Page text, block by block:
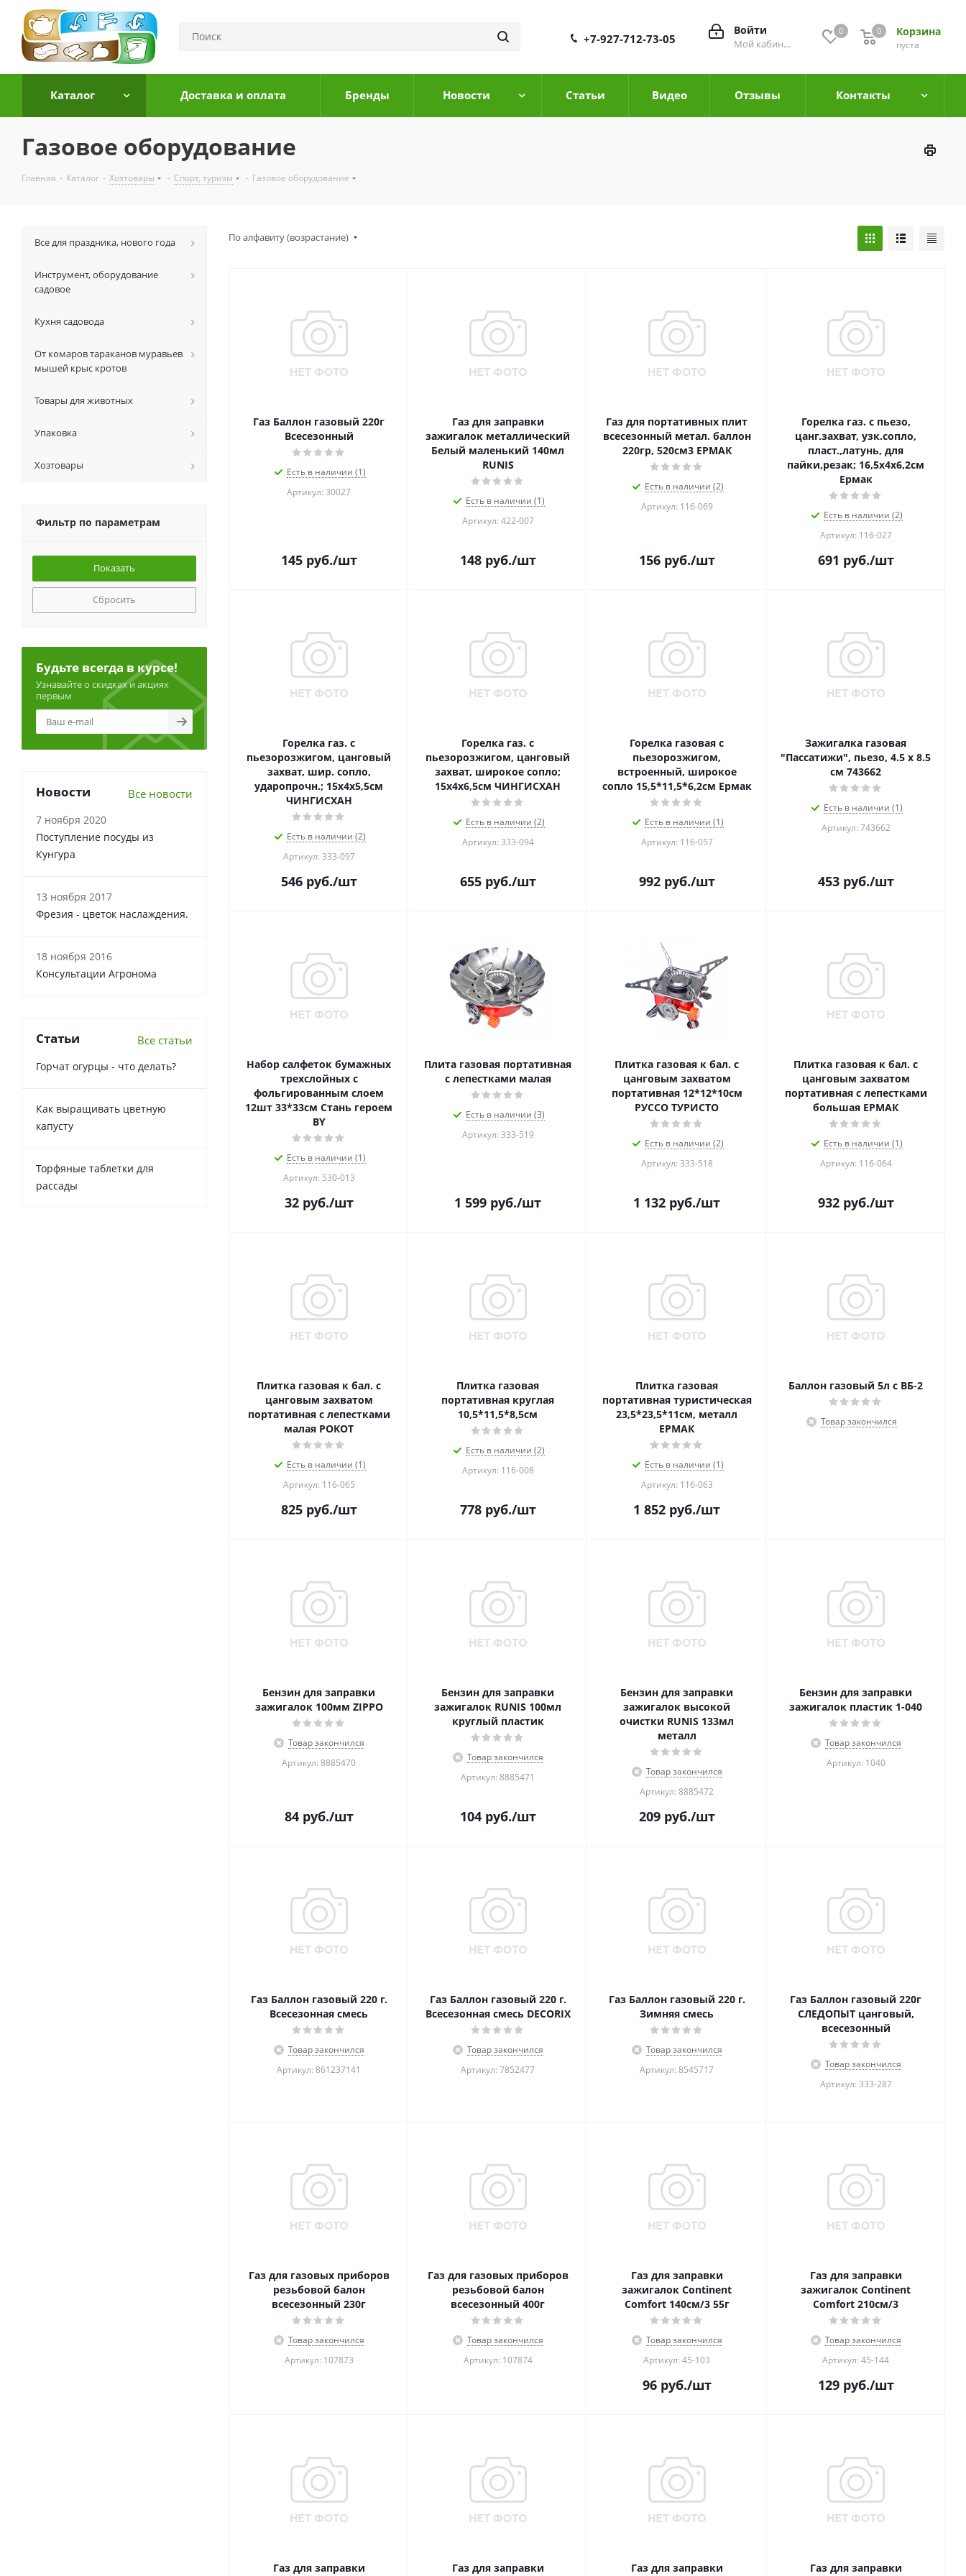
0 Корзина
0
пуста
0
Войти
Мой кабинет
+7-927-712-73-05
Каталог Доставка и оплата Бренды Новости Cтатьи Видео Отзывы Контакты
Газовое оборудование
Главная - Каталог - Хозтовары - Спорт, туризм - Газовое оборудование
По алфавиту (возрастание)
Газ Баллон газовый 220г
Всесезонный
Есть в наличии (1)
Артикул: 30027
145руб./шт
Газ для заправки
зажигалок металлический
Белый маленький 140мл
RUNIS
Есть в наличии (1)
Артикул: 422-007
148руб./шт
Газ для портативных плит
всесезонный метал. баллон
220гр, 520см3 ЕРМАК
Есть в наличии (2)
Артикул: 116-069
156руб./шт
Горелка газ. с пьезо,
цанг.захват, узк.сопло,
пласт.,латунь, для
пайки,резак; 16,5х4х6,2см
Ермак
Есть в наличии (2)
Артикул: 116-027
691 руб./шт
Горелка газ. с
пьезорозжигом, цанговый
захват, шир. сопло,
ударопрочн.; 15х4х5,5см
ЧИНГИСХАН
Есть в наличии (2)
Артикул: 333-097
546руб./шт
Горелка газ. с
пьезорозжигом, цанговый
захват, широкое cопло;
15х4х6,5см ЧИНГИСХАН
Есть в наличии (2)
Артикул: 333-094
655руб./шт
Горелка газовая с
пьезорозжигом,
встроенный, широкое
сопло 15,5*11,5*6,2см Ермак
Есть в наличии (1)
Артикул: 116-057
992руб./шт
Зажигалка газовая
"Пассатижи", пьезо, 4.5 х 8.5
см 743662
Есть в наличии (1)
Артикул: 743662
453руб./шт
Набор салфеток бумажных
трехслойных с
фольгированным слоем
12шт 33*33см Стань героем
BY
Есть в наличии (1)
Артикул: 530-013
32руб./шт
Плита газовая портативная
с лепестками малая
Есть в наличии (3)
Артикул: 333-519
1 599 руб./шт
Плитка газовая к бал. с
цанговым захватом
портативная 12*12*10см
РУССО ТУРИСТО
Есть в наличии (2)
Артикул: 333-518
1 132 руб./шт
Плитка газовая к бал. с
цанговым захватом
портативная с лепестками
большая ЕРМАК
Есть в наличии (1)
Артикул: 116-064
932руб./шт
Плитка газовая к бал. с
цанговым захватом
портативная с лепестками
малая РОКОТ
Есть в наличии (1)
Артикул: 116-065
825руб./шт
Плитка газовая
портативная круглая
10,5*11,5*8,5см
Есть в наличии (2)
Артикул: 116-008
778руб./шт
Плитка газовая
портативная туристическая
23,5*23,5*11см, металл
ЕРМАК
Есть в наличии (1)
Артикул: 116-063
1 852 руб./шт
Баллон газовый 5л с ВБ-2
Товар закончился
Бензин для заправки
зажигалок 100мм ZIPPO
Товар закончился
Артикул: 8885470
84руб./шт
Бензин для заправки
зажигалок RUNIS 100мл
круглый пластик
Товар закончился
Артикул: 8885471
104руб./шт
Бензин для заправки
зажигалок высокой
очистки RUNIS 133мл
металл
Товар закончился
Артикул: 8885472
209руб./шт
Бензин для заправки
зажигалок пластик 1-040
Товар закончился
Артикул: 1040
Газ Баллон газовый 220 г.
Всесезонная смесь
Товар закончился
Артикул: 861237141
Газ Баллон газовый 220 г.
Всесезонная смесь DECORIX
Товар закончился
Артикул: 7852477
Газ Баллон газовый 220 г.
Зимняя смесь
Товар закончился
Артикул: 8545717
Газ Баллон газовый 220г
СЛЕДОПЫТ цанговый,
всесезонный
Товар закончился
Артикул: 333-287
Газ для газовых приборов
резьбовой балон
всесезонный 230г
Товар закончился
Артикул: 107873
Газ для газовых приборов
резьбовой балон
всесезонный 400г
Товар закончился
Артикул: 107874
Газ для заправки
зажигалок Continent
Comfort 140см/3 55г
Товар закончился
Артикул: 45-103
96руб./шт
Газ для заправки
зажигалок Continent
Comfort 210см/3
Товар закончился
Артикул: 45-144
129руб./шт
Газ для заправки
Газ для заправки
Газ для заправки
Газ для заправки
Все для праздника, нового года
Инструмент, оборудование
садовое
Кухня садовода
От комаров тараканов муравьев
мышей крыс кротов
Товары для животных
Упаковка
Хозтовары
Фильтр по параметрам
Сбросить
Будьте всегда в курсе!
Узнавайте о скидках и акциях
первым
Новости Все новости
7 ноября 2020
Поступление посуды из
Кунгура
13 ноября 2017
Фрезия - цветок наслаждения.
18 ноября 2016
Консультации Агронома
Статьи Все статьи
Горчат огурцы - что делать?
Как выращивать цветную
капусту
Торфяные таблетки для
рассады